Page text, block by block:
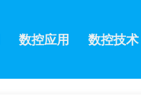
数控应用 数控技术